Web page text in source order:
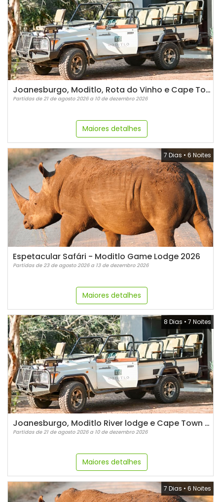
Joanesburgo, Moditlo, Rota do Vinho e Cape Town
Partidas de 21 de agosto 2026 a 10 de dezembro 2026
Maiores detalhes
7 Dias • 6 Noites
Espetacular Safári - Moditlo Game Lodge 2026
Partidas de 23 de agosto 2026 a 13 de dezembro 2026
Maiores detalhes
8 Dias • 7 Noites
Joanesburgo, Moditlo River lodge e Cape Town - para família
Partidas de 21 de agosto 2026 a 10 de dezembro 2026
Maiores detalhes
7 Dias • 6 Noites